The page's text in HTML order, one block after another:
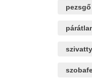
pezsgő